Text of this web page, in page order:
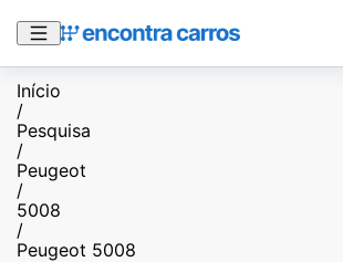
Início
/
Pesquisa
/
Peugeot
/
5008
/
Peugeot 5008